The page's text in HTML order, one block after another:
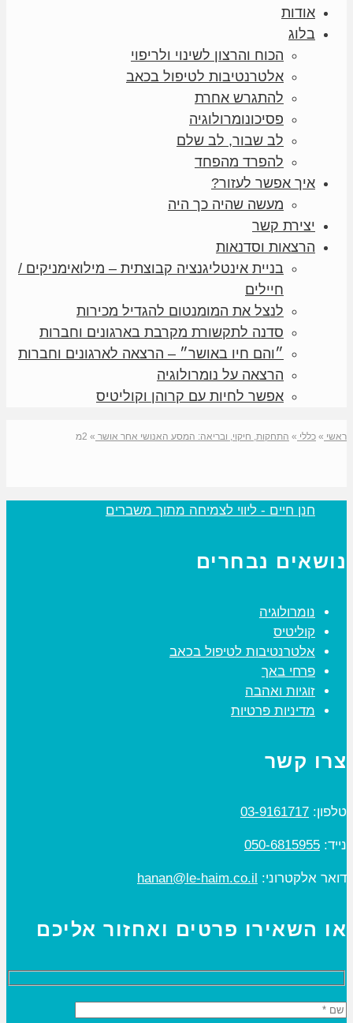
אודות
בלוג
הכוח והרצון לשינוי ולריפוי
אלטרנטיבות לטיפול בכאב
להתגרש אחרת
פסיכונומרולוגיה
לב שבור, לב שלם
להפרד מהפחד
איך אפשר לעזור?
מעשה שהיה כך היה
יצירת קשר
הרצאות וסדנאות
בניית אינטליגנציה קבוצתית – מילואימניקים /
חיילים
לנצל את המומנטום להגדיל מכירות
סדנה לתקשורת מקרבת בארגונים וחברות
״והם חיו באושר״ – הרצאה לארגונים וחברות
הרצאה על נומרולוגיה
אפשר לחיות עם קרוהן וקוליטיס
ראשי » כללי » התחקות, חיקוי, ובריאה: המסע האנושי אחר אושר » 2מ
‏חנן חיים - ליווי לצמיחה מתוך משברים‏
נושאים נבחרים
נומרולוגיה
קוליטיס
אלטרנטיבות לטיפול בכאב
פרחי באך
זוגיות ואהבה
מדיניות פרטיות
צרו קשר
טלפון: 03-9161717
נייד: 050-6815955
דואר אלקטרוני: hanan@le-haim.co.il
או השאירו פרטים ואחזור אליכם